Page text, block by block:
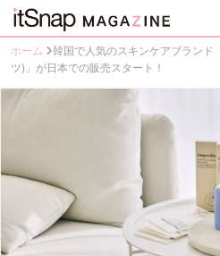
ホーム
韓国で人気のスキンケアブランド
ツ)」が日本での販売スタート！